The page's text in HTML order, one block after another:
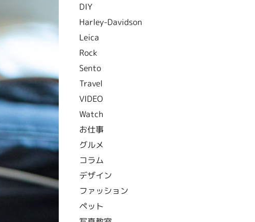
DIY
Harley-Davidson
Leica
Rock
Sento
Travel
VIDEO
Watch
お仕事
グルメ
コラム
デザイン
ファッション
ペット